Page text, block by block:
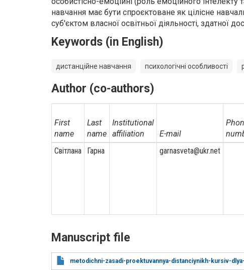
навчання має бути спроєктоване як цілісне
суб'єктом власної освітньої діяльності, здатної
Keywords (in English)
дистанційне навчання психологічні особливості
Author (co-authors)
First
name
Last
name
Institutional
affiliation
E-mail
Світлана
Гарна garnasveta@ukr.net
Manuscript file
metodichni-zasadi-proektuvannya-distanciynikh-kursiv-